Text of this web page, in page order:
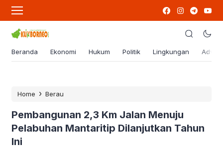
Beranda Ekonomi Hukum Politik Lingkungan
Home › Berau
Pembangunan 2,3 Km Jalan Menuju
Pelabuhan Mantaritip Dilanjutkan Tahun
Ini